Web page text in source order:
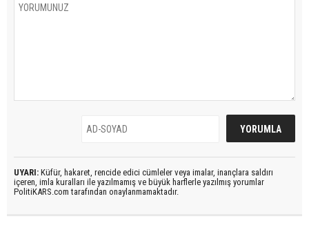
UYARI: Küfür, hakaret, rencide edici cümleler veya imalar, inançlara saldırı
içeren, imla kuralları ile yazılmamış ve büyük harflerle yazılmış yorumlar
PolitiKARS.com tarafından onaylanmamaktadır.